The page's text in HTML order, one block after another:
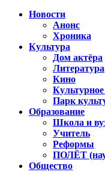
Новости
Анонс
Хроника
Культура
Дом актёра
Литература
Кино
Культурное
Парк
Образование
Школа и
Учитель
Реформы
ПОЛЁТ
Общество